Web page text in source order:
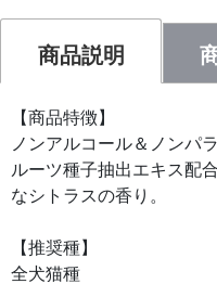
商品説明
【商品特徴】
ノンアルコール＆ノンパ
ルーツ種子抽出エキス配
なシトラスの香り。
【推奨種】
全犬猫種